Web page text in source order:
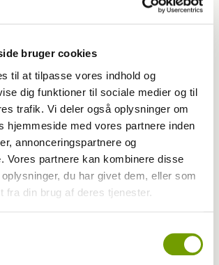
bruger cookies
til at tilpasse vores indhold og
dig funktioner til sociale medier og til
trafik. Vi deler også oplysninger om
hjemmeside med vores partnere inden
annonceringspartnere og
Vores partnere kan kombinere disse
du har givet dem, eller som
fra din brug af deres tjenester.
ældste hund